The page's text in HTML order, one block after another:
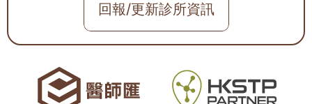
回報/更新診所資訊